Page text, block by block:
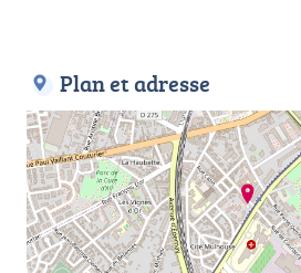
Plan et adresse